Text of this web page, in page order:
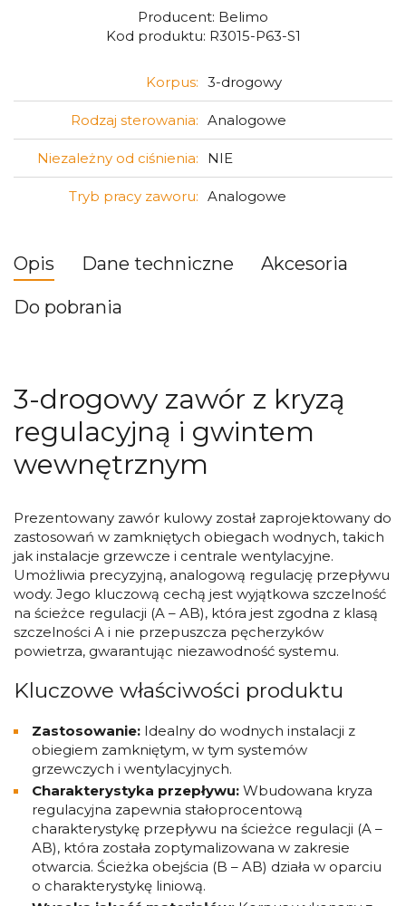
Producent: Belimo
Kod produktu: R3015-P63-S1
Korpus: 3-drogowy
Rodzaj sterowania: Analogowe
Niezależny od ciśnienia: NIE
Tryb pracy zaworu: Analogowe
Opis Dane techniczne
Akcesoria
Do pobrania
3-drogowy zawór z kryzą
regulacyjną i gwintem
wewnętrznym
Prezentowany zawór kulowy został zaprojektowany do
zastosowań w zamkniętych obiegach wodnych, takich
jak instalacje grzewcze i centrale wentylacyjne.
Umożliwia precyzyjną, analogową regulację przepływu
wody. Jego kluczową cechą jest wyjątkowa szczelność
na ścieżce regulacji (A – AB), która jest zgodna z klasą
szczelności A i nie przepuszcza pęcherzyków
powietrza, gwarantując niezawodność systemu.
Kluczowe właściwości produktu
Zastosowanie: Idealny do wodnych instalacji z
obiegiem zamkniętym, w tym systemów
grzewczych i wentylacyjnych.
Charakterystyka przepływu: Wbudowana kryza
regulacyjna zapewnia stałoprocentową
charakterystykę przepływu na ścieżce regulacji (A –
AB), która została zoptymalizowana w zakresie
otwarcia. Ścieżka obejścia (B – AB) działa w oparciu
o charakterystykę liniową.